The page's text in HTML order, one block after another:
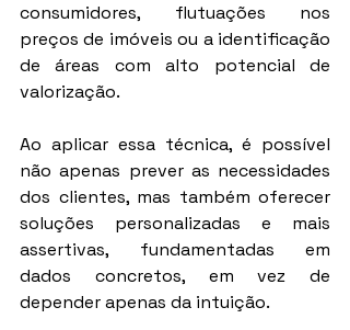
consumidores, flutuações nos
preços de imóveis ou a identificação
de áreas com alto potencial de
valorização.
Ao aplicar essa técnica, é possível
não apenas prever as necessidades
dos clientes, mas também oferecer
soluções personalizadas e mais
assertivas, fundamentadas em
dados concretos, em vez de
depender apenas da intuição.